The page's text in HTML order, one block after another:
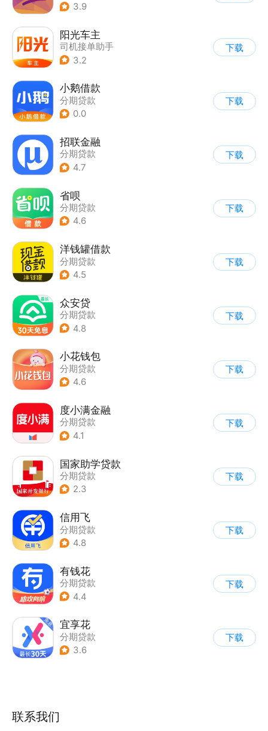
3.9
阳光车主
司机接单助手
3.2
下载
小鹅借款
分期贷款
0.0
下载
招联金融
分期贷款
4.7
下载
省呗
分期贷款
4.6
下载
洋钱罐借款
分期贷款
4.5
下载
众安贷
分期贷款
4.8
下载
小花钱包
分期贷款
4.6
下载
度小满金融
分期贷款
4.1
下载
国家助学贷款
分期贷款
2.3
下载
信用飞
分期贷款
4.8
下载
有钱花
分期贷款
4.4
下载
宜享花
分期贷款
3.6
下载
联系我们